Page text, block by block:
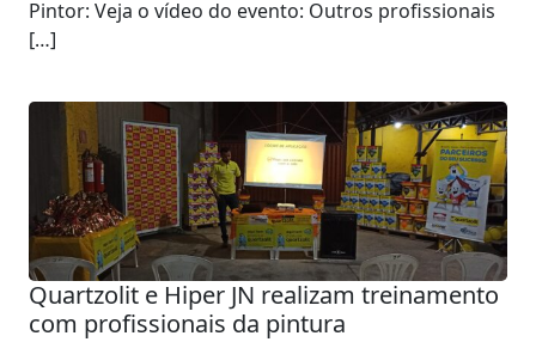
Pintor: Veja o vídeo do evento: Outros profissionais
[…]
Quartzolit e Hiper JN realizam treinamento
com profissionais da pintura